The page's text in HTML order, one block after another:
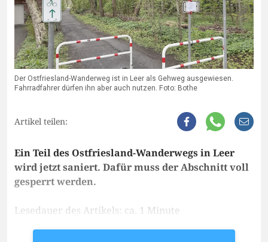
Der Ostfriesland-Wanderweg ist in Leer als Gehweg ausgewiesen.
Fahrradfahrer dürfen ihn aber auch nutzen. Foto: Bothe
Artikel teilen:
Ein Teil des Ostfriesland-Wanderwegs in Leer
wird jetzt saniert. Dafür muss der Abschnitt voll
gesperrt werden.
Lesedauer des Artikels: ca. 1 Minute